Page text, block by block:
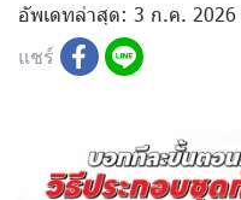
อัพเดทล่าสุด: 3 ก.ค. 2026
แชร์